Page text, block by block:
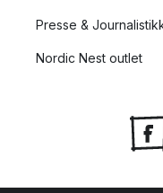
Presse &
Nordic Nest outlet